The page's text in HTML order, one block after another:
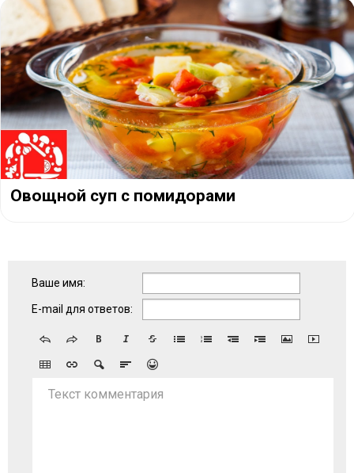
Овощной суп с помидорами
Ваше имя:
E-mail для ответов:
Текст комментария